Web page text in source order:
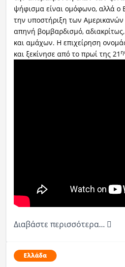
ψήφισμα είναι ομόφωνο, αλλά ο
την υποστήριξη των Αμερικανών
απηνή βομβαρδισμό,
και αμάχων. Η επιχείρηση
και ξεκίνησε από το πρωί της 21 η
Διαβάστε περισσότερα...
Ελλάδα